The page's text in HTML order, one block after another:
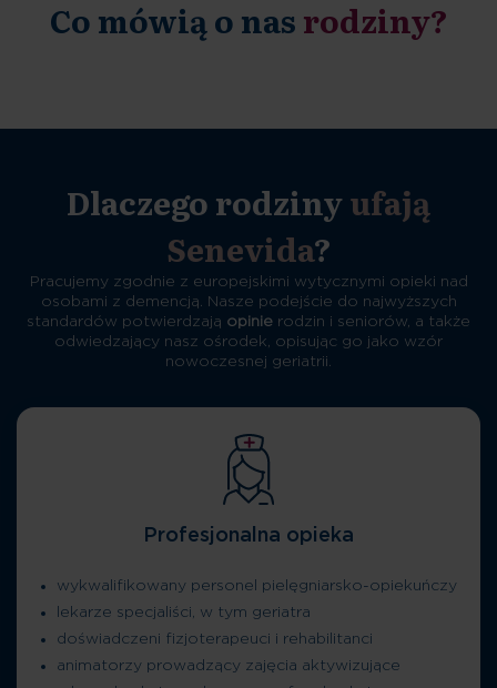
Co mówią o nasrodziny?
Dlaczego rodzinyufają
Senevida?
Pracujemy zgodnie z europejskimi wytycznymi opieki nad
osobami z demencją. Nasze podejście do najwyższych
standardów potwierdzają opinie rodzin i seniorów, a także
odwiedzający nasz ośrodek, opisując go jako wzór
nowoczesnej geriatrii.
Profesjonalna opieka
wykwalifikowany personel pielęgniarsko-opiekuńczy
lekarze specjaliści, w tym geriatra
doświadczeni fizjoterapeuci i rehabilitanci
animatorzy prowadzący zajęcia aktywizujące